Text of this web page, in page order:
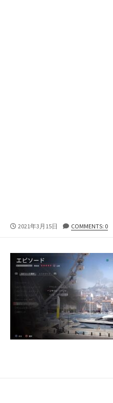
公
2021年3月15日 COMMENTS: 0